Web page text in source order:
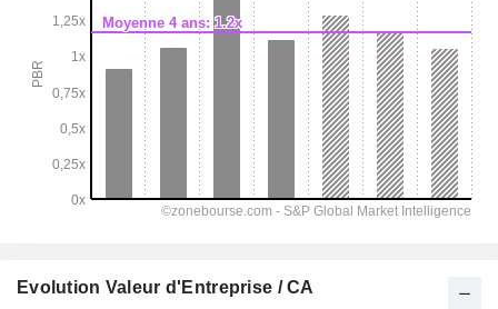
Evolution Valeur d'Entreprise / CA